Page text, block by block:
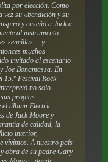
por elección. Como
su «bendición y su
y enseñó a Jack a
al instrumento
sencillas —y
muchos
invitado al escenario
Joe Bonamassa. En
15.º Festival Rock
no solo
propias
el álbum Electric
de Jack Moore y
de calidad, la
interior,
vivimos. A nuestro país
obra de su padre Gary